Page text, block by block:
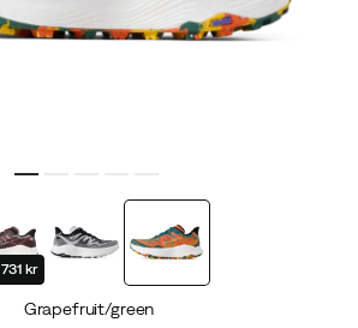
731 kr
Grapefruit/green